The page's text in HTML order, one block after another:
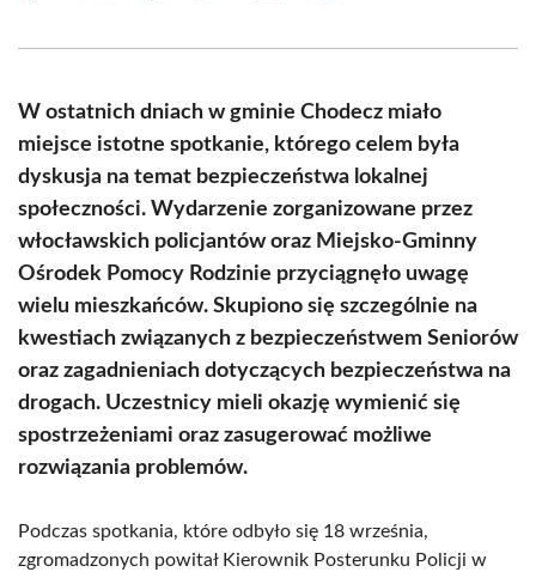
(Twitter)
W ostatnich dniach w gminie Chodecz miało
miejsce istotne spotkanie, którego celem była
dyskusja na temat bezpieczeństwa lokalnej
społeczności. Wydarzenie zorganizowane przez
włocławskich policjantów oraz Miejsko-Gminny
Ośrodek Pomocy Rodzinie przyciągnęło uwagę
wielu mieszkańców. Skupiono się szczególnie na
kwestiach związanych z bezpieczeństwem Seniorów
oraz zagadnieniach dotyczących bezpieczeństwa na
drogach. Uczestnicy mieli okazję wymienić się
spostrzeżeniami oraz zasugerować możliwe
rozwiązania problemów.
Podczas spotkania, które odbyło się 18 września,
zgromadzonych powitał Kierownik Posterunku Policji w